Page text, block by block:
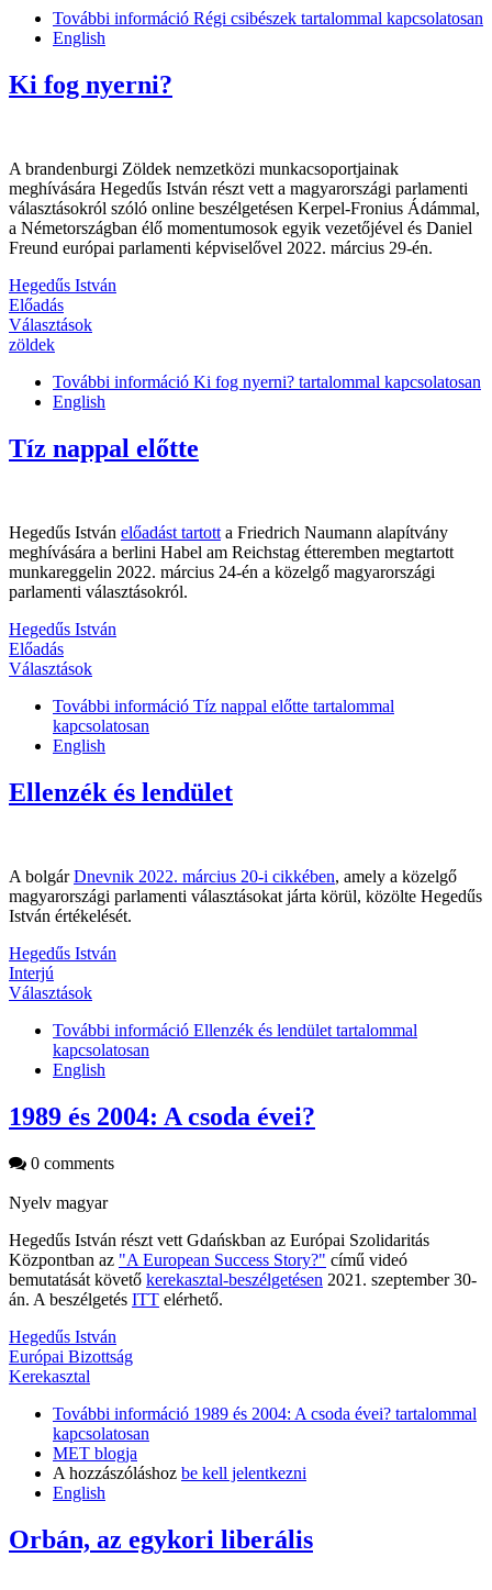
További információ Régi csibészek tartalommal kapcsolatosan
English
Ki fog nyerni?
A brandenburgi Zöldek nemzetközi munkacsoportjainak
meghívására Hegedűs István részt vett a magyarországi parlamenti
választásokról szóló online beszélgetésen Kerpel-Fronius Ádámmal,
a Németországban élő momentumosok egyik vezetőjével és Daniel
Freund európai parlamenti képviselővel 2022. március 29-én.
Hegedűs István
Előadás
Választások
zöldek
További információ Ki fog nyerni? tartalommal kapcsolatosan
English
Tíz nappal előtte
Hegedűs István előadást tartott a Friedrich Naumann alapítvány
meghívására a berlini Habel am Reichstag étteremben megtartott
munkareggelin 2022. március 24-én a közelgő magyarországi
parlamenti választásokról.
Hegedűs István
Előadás
Választások
További információ Tíz nappal előtte tartalommal
kapcsolatosan
English
Ellenzék és lendület
A bolgárDnevnik 2022. március 20-i cikkében, amely a közelgő
magyarországi parlamenti választásokat járta körül, közölte Hegedűs
István értékelését.
Hegedűs István
Interjú
Választások
További információ Ellenzék és lendület tartalommal
kapcsolatosan
English
1989 és 2004: A csoda évei?
0 comments
Nyelv magyar
Hegedűs István részt vett Gdańskban az Európai Szolidaritás
Központban az "A European Success Story?" című videó
bemutatását követő kerekasztal-beszélgetésen 2021. szeptember 30-
án. A beszélgetés ITT elérhető.
Hegedűs István
Európai Bizottság
Kerekasztal
További információ 1989 és 2004: A csoda évei? tartalommal
kapcsolatosan
MET blogja
A hozzászóláshoz be kell jelentkezni
English
Orbán, az egykori liberális